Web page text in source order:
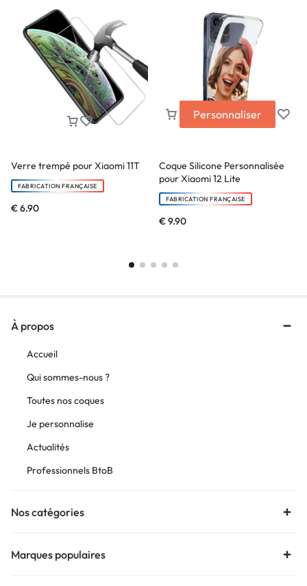
Verre trempé pour Xiaomi 11T
FABRICATION FRANÇAISE
€6.90
Personnaliser
Coque Silicone Personnalisée
pour Xiaomi 12 Lite
FABRICATION FRANÇAISE
€9.90
À propos
Accueil
Qui sommes-nous ?
Toutes nos coques
Je personnalise
Actualités
Professionnels BtoB
Nos catégories
Marques populaires